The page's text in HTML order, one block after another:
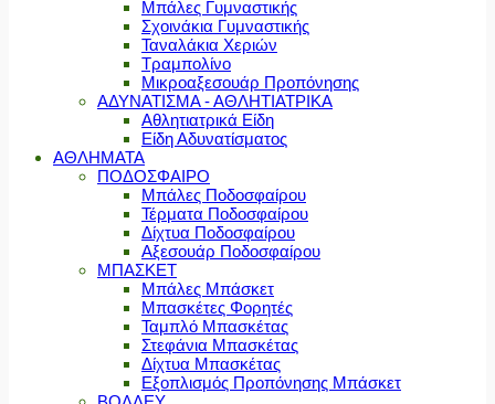
Μπάλες Γυμναστικής
Σχοινάκια Γυμναστικής
Ταναλάκια Χεριών
Τραμπολίνο
Μικροαξεσουάρ Προπόνησης
ΑΔΥΝΑΤΙΣΜΑ - ΑΘΛΗΤΙΑΤΡΙΚΑ
Αθλητιατρικά Είδη
Είδη Αδυνατίσματος
ΑΘΛΗΜΑΤΑ
ΠΟΔΟΣΦΑΙΡΟ
Μπάλες Ποδοσφαίρου
Τέρματα Ποδοσφαίρου
Δίχτυα Ποδοσφαίρου
Αξεσουάρ Ποδοσφαίρου
ΜΠΑΣΚΕΤ
Μπάλες Μπάσκετ
Μπασκέτες Φορητές
Ταμπλό Μπασκέτας
Στεφάνια Μπασκέτας
Δίχτυα Μπασκέτας
Εξοπλισμός Προπόνησης Μπάσκετ